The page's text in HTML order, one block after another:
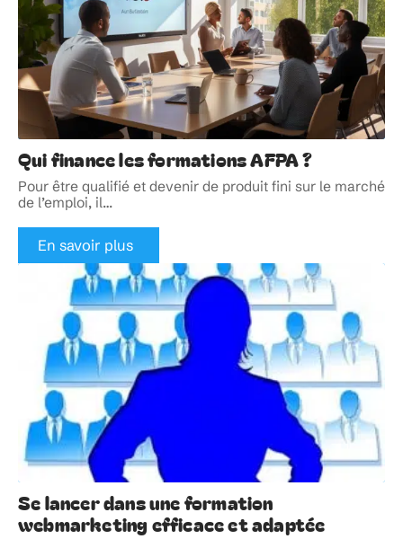
Qui finance les formations AFPA ?
Pour être qualifié et devenir de produit fini sur le marché
de l’emploi, il…
En savoir plus
Se lancer dans une formation
webmarketing efficace et adaptée